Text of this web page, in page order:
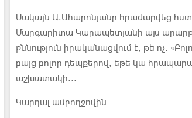
Սակայն Ա.Ահարոնյանը հրաժարվեց
Մարգարիտա Կարապետյանի այս
քննություն իրականացվում է, թե ոչ.
բայց բոլոր դեպքերով, եթե կա
աշխատակի...
Կարդալ ամբողջովին